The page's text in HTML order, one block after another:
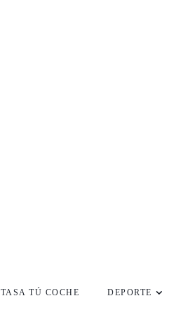
TASA TÚ COCHE DEPORTE